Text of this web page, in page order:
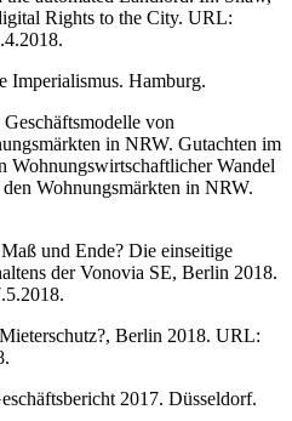
Rights to the City. URL:
Imperialismus. Hamburg.
von
in NRW. Gutachten im
Wohnungswirtschaftlicher Wandel
Wohnungsmärkten in NRW.
und Ende? Die einseitige
der Vonovia SE, Berlin 2018.
Berlin 2018. URL:
2017. Düsseldorf.